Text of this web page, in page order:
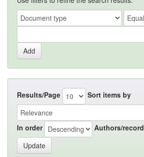
Results/Page Sort items by
In order Authors/record